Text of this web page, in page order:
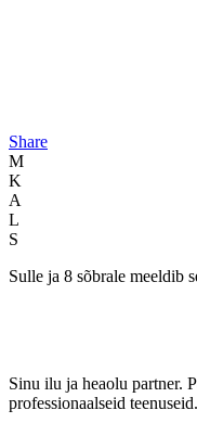
Share
M
K
A
L
S
Sulle ja 8 sõbrale meeldib
Sinu ilu ja heaolu partner.
professionaalseid teenuseid.